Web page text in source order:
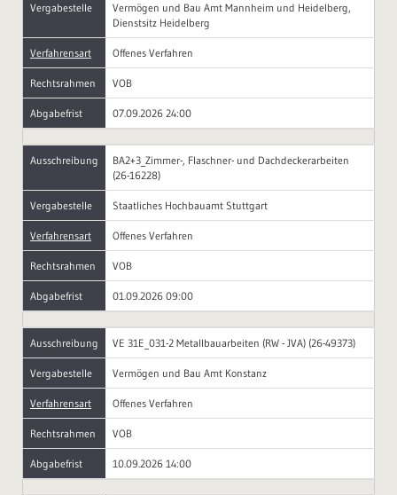
Vergabestelle
Vermögen und Bau Amt Mannheim und Heidelberg,
Dienstsitz Heidelberg
Verfahrensart Offenes Verfahren
Rechtsrahmen VOB
Abgabefrist 07.09.2026 24:00
Ausschreibung
BA2+3_Zimmer-, Flaschner- und Dachdeckerarbeiten
(26-16228)
Vergabestelle Staatliches Hochbauamt Stuttgart
Verfahrensart Offenes Verfahren
Rechtsrahmen VOB
Abgabefrist 01.09.2026 09:00
Ausschreibung VE 31E_031-2 Metallbauarbeiten (RW - JVA) (26-49373)
Vergabestelle Vermögen und Bau Amt Konstanz
Verfahrensart Offenes Verfahren
Rechtsrahmen VOB
Abgabefrist 10.09.2026 14:00